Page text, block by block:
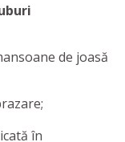
de joasă
în